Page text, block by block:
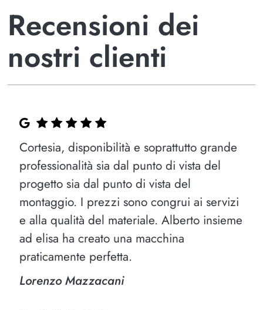
Recensioni dei
nostri clienti
Cortesia, disponibilità e soprattutto grande
professionalità sia dal punto di vista del
progetto sia dal punto di vista del
montaggio. I prezzi sono congrui ai servizi
e alla qualità del materiale. Alberto insieme
ad elisa ha creato una macchina
praticamente perfetta.
Lorenzo Mazzacani